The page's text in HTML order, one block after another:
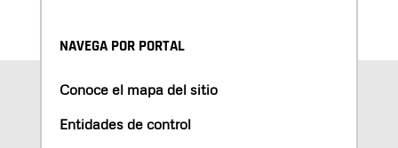
NAVEGA POR PORTAL
Conoce el mapa del sitio
Entidades de control